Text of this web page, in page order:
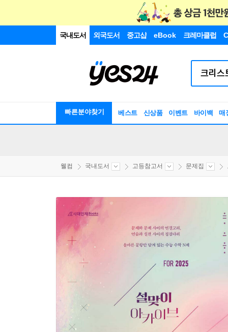
국내도서 외국도서 중고샵 eBook 크레마클럽
빠른분야찾기 베스트 신상품 이벤트 바이백 매
웰컴 국내도서 고등참고서 문제집